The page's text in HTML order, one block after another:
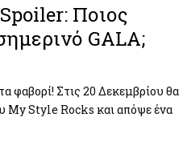
Ποιος
GALA;
φαβορί! Στις 20 Δεκεμβρίου θα
My Style Rocks και απόψε ένα